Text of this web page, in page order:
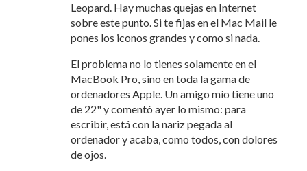
Leopard. Hay muchas quejas en Internet
sobre este punto. Si te fijas en el Mac Mail le
pones los iconos grandes y como si nada.
El problema no lo tienes solamente en el
MacBook Pro, sino en toda la gama de
ordenadores Apple. Un amigo mío tiene uno
de 22" y comentó ayer lo mismo: para
escribir, está con la nariz pegada al
ordenador y acaba, como todos, con dolores
de ojos.